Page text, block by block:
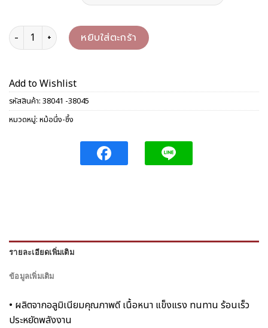
จำนวน ซึ้งก้นหนา 40/44 ซม. ชิ้น
หยิบใส่ตะกร้า
Add to Wishlist
รหัสสินค้า: 38041 -38045
หมวดหมู่: หม้อนึ่ง-ซึ้ง
รายละเอียดเพิ่มเติม
ข้อมูลเพิ่มเติม
• ผลิตจากอลูมิเนียมคุณภาพดี เนื้อหนา แข็งแรง ทนทาน ร้อนเร็ว
ประหยัดพลังงาน